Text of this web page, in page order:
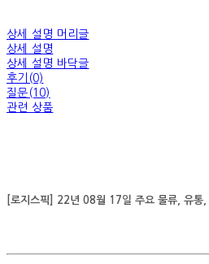
상세 설명 머리글
상세 설명
상세 설명 바닥글
후기(0)
질문(10)
관련 상품
[로지스픽] 22년 08월 17일 주요 물류, 유통,